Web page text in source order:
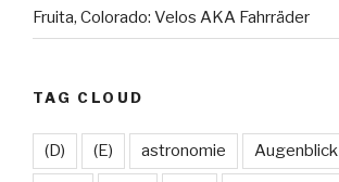
Fruita, Colorado: Velos AKA Fahrräder
TAG CLOUD
(D) (E) astronomie Augenblick